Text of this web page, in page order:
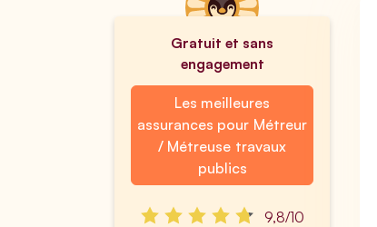
Gratuit et sans
engagement
Les meilleures
assurances pour Métreur
/ Métreuse travaux
publics
9,8/10